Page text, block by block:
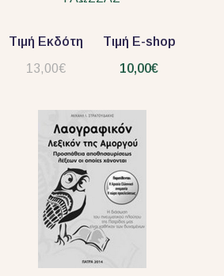
Τιμή Εκδότη
13,00€
Τιμή E-shop
10,00€